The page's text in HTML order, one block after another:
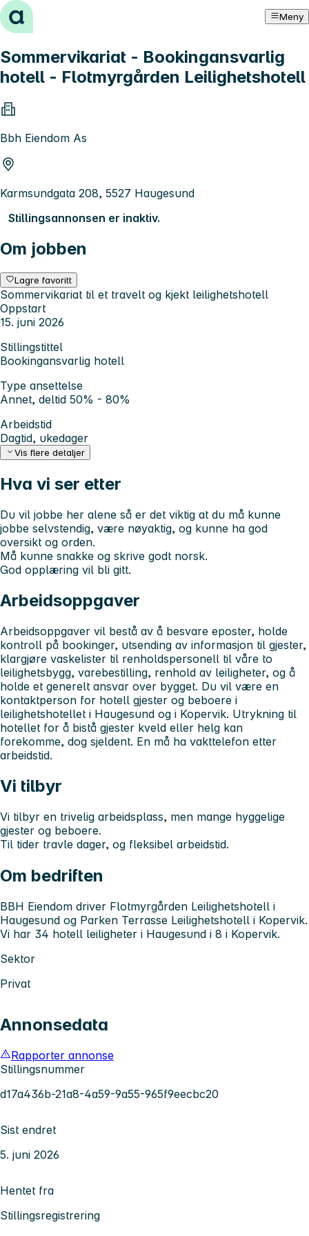
Hopp til innhold Meny
Sommervikariat - Bookingansvarlig
hotell - Flotmyrgården Leilighetshotell
Bbh Eiendom As
Karmsundgata 208, 5527 Haugesund
Stillingsannonsen er inaktiv.
Om jobben
Lagre favoritt
Sommervikariat til et travelt og kjekt leilighetshotell
Oppstart
15. juni 2026
Stillingstittel
Bookingansvarlig hotell
Type ansettelse
Annet, deltid 50% - 80%
Arbeidstid
Dagtid, ukedager
Vis flere detaljer
Hva vi ser etter
Du vil jobbe her alene så er det viktig at du må kunne
jobbe selvstendig, være nøyaktig, og kunne ha god
oversikt og orden.
Må kunne snakke og skrive godt norsk.
God opplæring vil bli gitt.
Arbeidsoppgaver
Arbeidsoppgaver vil bestå av å besvare eposter, holde
kontroll på bookinger, utsending av informasjon til gjester,
klargjøre vaskelister til renholdspersonell til våre to
leilighetsbygg, varebestilling, renhold av leiligheter, og å
holde et generelt ansvar over bygget. Du vil være en
kontaktperson for hotell gjester og beboere i
leilighetshotellet i Haugesund og i Kopervik. Utrykning til
hotellet for å bistå gjester kveld eller helg kan
forekomme, dog sjeldent. En må ha vakttelefon etter
arbeidstid.
Vi tilbyr
Vi tilbyr en trivelig arbeidsplass, men mange hyggelige
gjester og beboere.
Til tider travle dager, og fleksibel arbeidstid.
Om bedriften
BBH Eiendom driver Flotmyrgården Leilighetshotell i
Haugesund og Parken Terrasse Leilighetshotell i Kopervik.
Vi har 34 hotell leiligheter i Haugesund i 8 i Kopervik.
Sektor
Privat
Annonsedata
Rapporter annonse
Stillingsnummer
d17a436b-21a8-4a59-9a55-965f9eecbc20
Sist endret
5. juni 2026
Hentet fra
Stillingsregistrering